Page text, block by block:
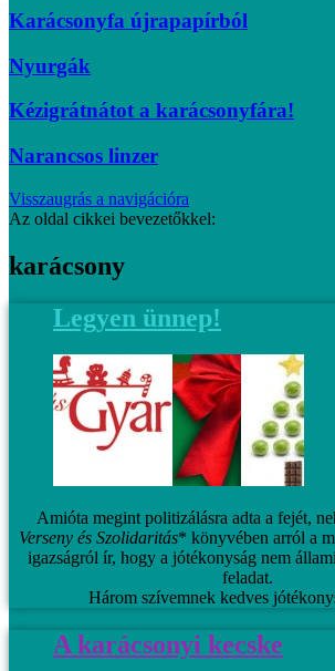
Karácsonyfa újrapapírból
Nyurgák
Kézigrátnátot a karácsonyfára!
Narancsos linzer
Visszaugrás a navigációra
Az oldal cikkei bevezetőkkel:
karácsony
Legyen ünnep!
Amióta megint politizálásra adta a fejét,
Verseny és Szolidaritás* könyvében arról a
igazságról ír, hogy a jótékonyság nem
feladat.
Három szívemnek kedves
A karácsonyi kecske